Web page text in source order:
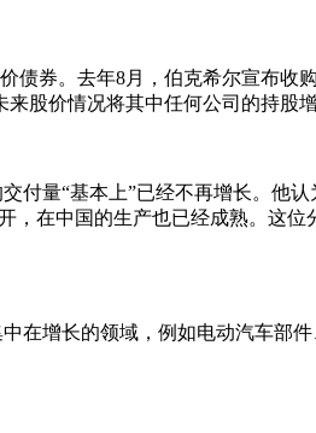
券。去年8月，伯克希尔宣布收
股价情况将其中任何公司的持股增
付量“基本上”已经不再增长。他认
，在中国的生产也已经成熟。这位
增长的领域，例如电动汽车部